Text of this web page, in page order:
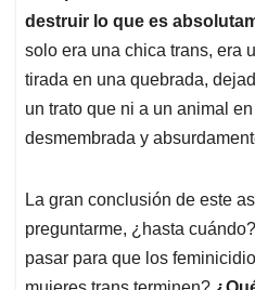
destruir lo que es
solo era una chica trans, era
tirada en una quebrada,
un trato que ni a un animal
desmembrada y
La gran conclusión de este
preguntarme, ¿hasta
pasar para que los